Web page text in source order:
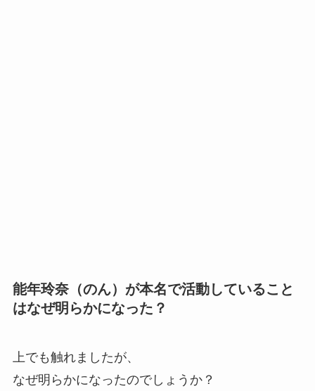
能年玲奈（のん）が本名で活動していること
はなぜ明らかになった？
上でも触れましたが、
なぜ明らかになったのでしょうか？